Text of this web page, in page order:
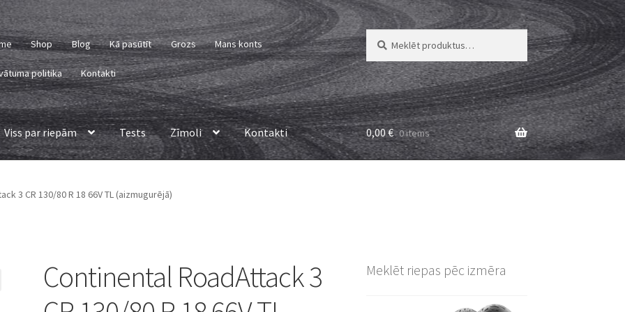
Shop Blog Kā pasūtīt Grozs Mans konts
politika Kontakti
Meklēt:
Meklēt
Viss par riepām Tests Zīmoli Kontakti 0,00€ 0 items
3 CR 130/80 R 18 66V TL (aizmugurējā)
Continental RoadAttack 3
Meklēt riepas pēc izmēra